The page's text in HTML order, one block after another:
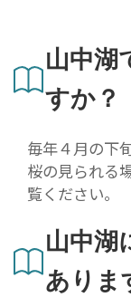
山中湖
すか？
毎年４月の下
桜の見られる
覧ください。
山中湖
ありま